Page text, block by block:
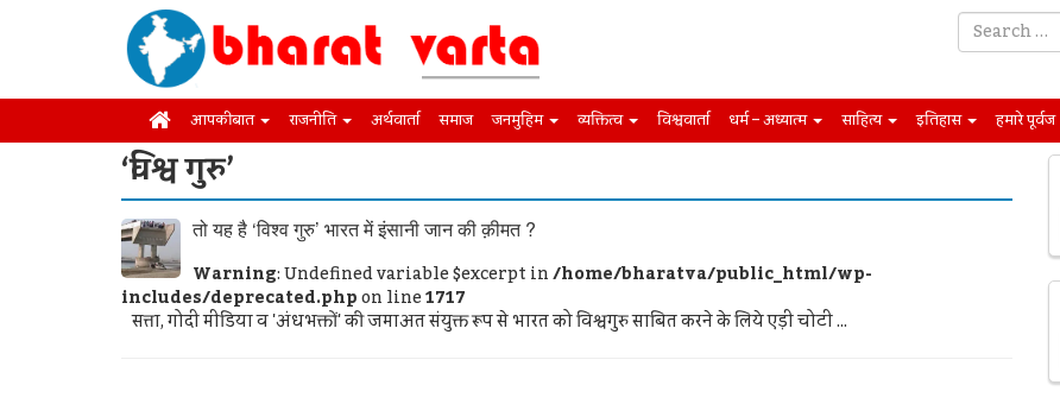
आपकी बात राजनीति अर्थवार्ता समाज जनमुहिम व्यक्तित्व विश्ववार्ता धर्म – अध्यात्म साहित्य इतिहास हमारे पूर्वज
‘विश्व गुरु’
तो यह है ‘विश्व गुरु’ भारत में इंसानी जान की क़ीमत ?
Warning: Undefined variable $excerpt in/home/bharatva/public_html/wp-
includes/deprecated.phpon line1717
सत्ता, गोदी मीडिया व 'अंधभक्तों' की जमाअत संयुक्त रूप से भारत को विश्वगुरु साबित करने के लिये एड़ी चोटी ...